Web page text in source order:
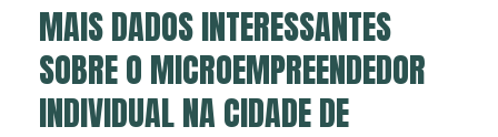
MAIS DADOS INTERESSANTES
SOBRE O MICROEMPREENDEDOR
INDIVIDUAL NA CIDADE DE